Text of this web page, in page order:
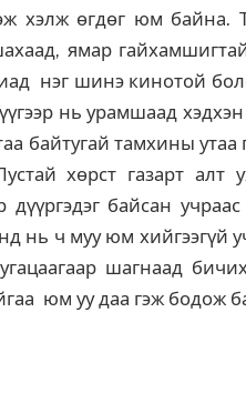
хэлж өгдөг юм байна.
ямар
нэг шинэ кинотой
нь урамшаад
байтугай тамхины утаа
хөрст газарт алт
дүүргэдэг байсан
нь ч муу юм хийгээгүй
шагнаад
юм уу даа гэж бодож